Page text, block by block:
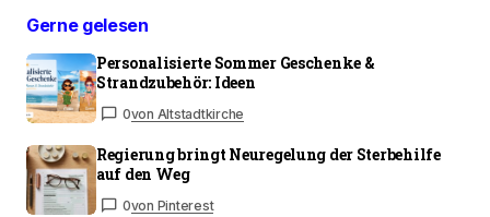
Atmosphäre einfangen können.
TAGGED:AdventszeitEvents StuttgartGlühwein
StuttgartStuttgart
StuttgartWeihnachtsmarkt
TippsWeihnachtsmärkte Baden-
WürttembergWeihnachtsstimmungWinterzauber
Gerne gelesen
Personalisierte Sommer Geschenke &
Strandzubehör: Ideen
0von Altstadtkirche
Regierung bringt Neuregelung der Sterbehilfe
auf den Weg
0von Pinterest